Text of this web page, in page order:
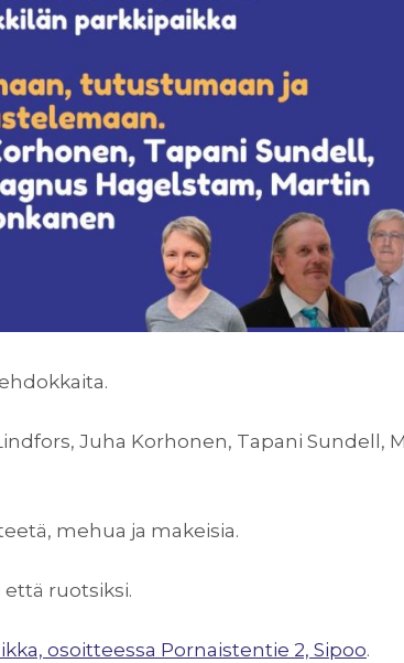
Juha Korhonen, Tapani Sundell,
mehua ja makeisia.
että ruotsiksi.
osoitteessa Pornaistentie 2, Sipoo.